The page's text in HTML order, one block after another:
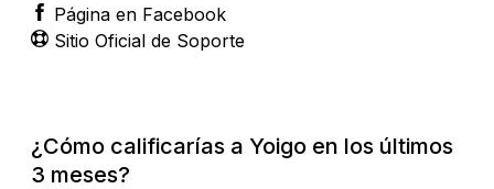
Página en Facebook
Sitio Oficial de Soporte
¿Cómo calificarías a Yoigo en los últimos
3 meses?